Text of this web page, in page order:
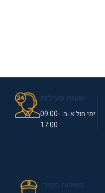
ימי חול א-ה 09:00-
17:00